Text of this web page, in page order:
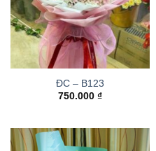
ĐC – B123
750.000 ₫